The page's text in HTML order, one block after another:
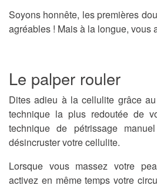
Soyons honnête, les premières
agréables ! Mais à la longue, vous
Le palper rouler
Ditesadieu à la cellulite grâce
technique la plus redoutée de
technique de pétrissage
désincruster votre cellulite.
Lorsque vous massez votre
activez en même temps votre